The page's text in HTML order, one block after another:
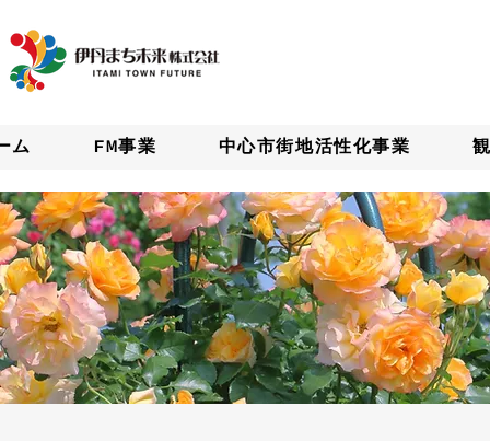
ム FM事業 中心市街地活性化事業